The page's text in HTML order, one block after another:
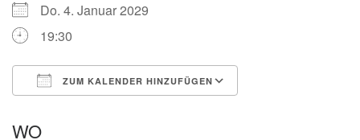
Do. 4. Januar 2029
19:30
ZUM KALENDER HINZUFÜGEN
WO